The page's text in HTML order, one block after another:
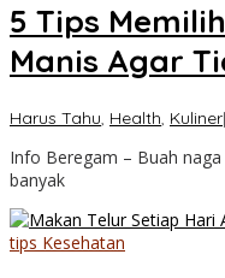
5 Tips
Manis Agar
Harus Tahu, Health, Kuliner|
Info Beregam – Buah
banyak
tips Kesehatan